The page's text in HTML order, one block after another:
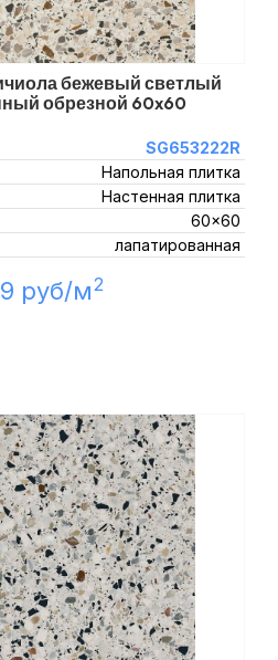
бежевый светлый
обрезной 60x60
SG653222R
Напольная плитка
Настенная плитка
60x60
лапатированная
руб/м2